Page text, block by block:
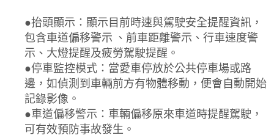
●抬頭顯示：顯示目前時速與駕駛安全提醒資訊，
包含車道偏移警示 、前車距離警示、行車速度警
示、大燈提醒及疲勞駕駛提醒。
●停車監控模式：當愛車停放於公共停車場或路
邊，如偵測到車輛前方有物體移動，便會自動開始
記錄影像。
●車道偏移警示：車輛偏移原來車道時提醒駕駛，
可有效預防事故發生。